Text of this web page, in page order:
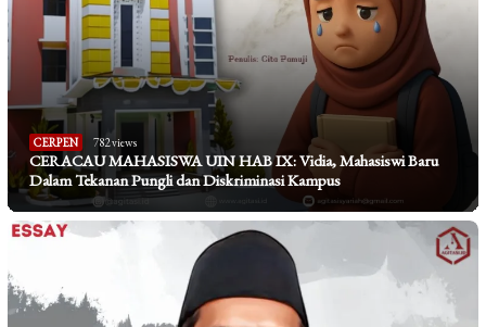
CERPEN 782 views
CERACAU MAHASISWA UIN HAB IX: Vidia, Mahasiswi Baru
Dalam Tekanan Pungli dan Diskriminasi Kampus